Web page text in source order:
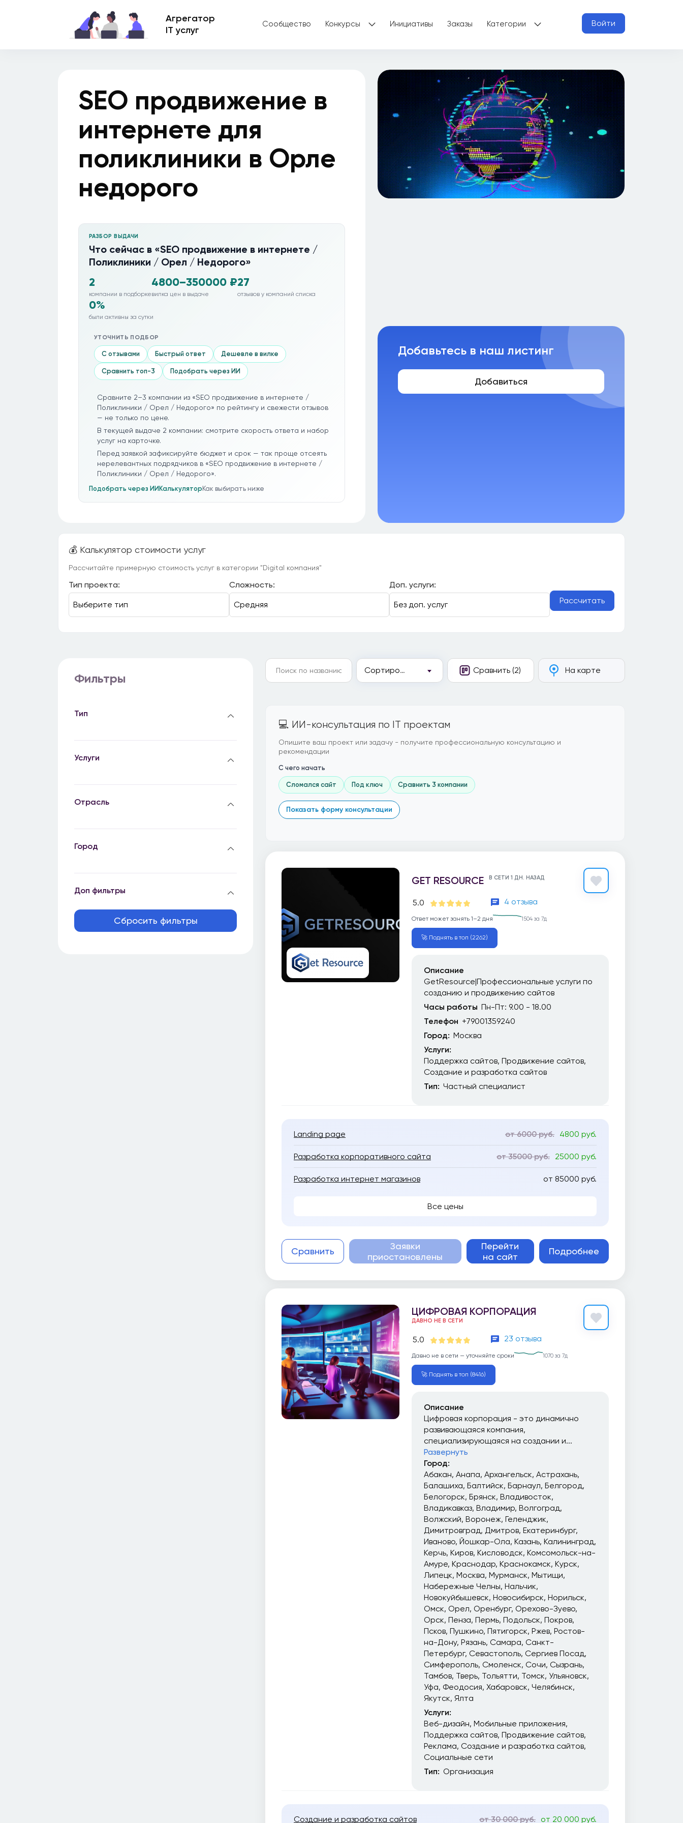
Агрегатор
IT услуг
Сообщество Конкурсы Инициативы Заказы Категории Войти
SEO продвижение в
интернете для
поликлиники в Орле
недорого
РАЗБОР ВЫДАЧИ
Что сейчас в «SEO продвижение в интернете /
Поликлиники / Орел / Недорого»
2
компании в подборке
4800–350000 ₽
вилка цен в выдаче
27
отзывов у компаний списка
0%
были активны за сутки
УТОЧНИТЬ ПОДБОР
С отзывами Быстрый ответ Дешевле в вилке
Сравнить топ-3 Подобрать через ИИ
Сравните 2–3 компании из «SEO продвижение в интернете /
Поликлиники / Орел / Недорого» по рейтингу и свежести отзывов
— не только по цене.
В текущей выдаче 2 компании: смотрите скорость ответа и набор
услуг на карточке.
Перед заявкой зафиксируйте бюджет и срок — так проще отсеять
нерелевантных подрядчиков в «SEO продвижение в интернете /
Поликлиники / Орел / Недорого».
Подобрать через ИИКалькуляторКак выбирать ниже
Добавьтесь в наш листинг
Добавиться
💰 Калькулятор стоимости услуг
Рассчитайте примерную стоимость услуг в категории "Digital компания"
Тип проекта: Сложность:
Доп. услуги:
Рассчитать
Фильтры
Тип
Услуги
Отрасль
Город
Доп фильтры
Сбросить фильтры
Сравнить (2)
Сортировка На карте
💻 ИИ-консультация по IT проектам
Опишите ваш проект или задачу - получите профессиональную консультацию и
рекомендации
С чего начать
Сломался сайт Под ключ Сравнить 3 компании
Показать форму консультации
GET RESOURCE В СЕТИ 1 ДН. НАЗАД
5.0 4 отзыва
Ответ может занять 1–2 дня 1504 за 7д
🚀 Поднять в топ (2262)
Описание
GetResource|Профессиональные услуги по
созданию и продвижению сайтов
Часы работы Пн-Пт: 9.00 - 18.00
Телефон +79001359240
Город: Москва
Услуги:
Поддержка сайтов Продвижение сайтов
Создание и разработка сайтов
Тип: Частный специалист
Landing page от 6000 руб. 4800 руб.
Разработка корпоративного сайта от 35000 руб. 25000 руб.
Разработка интернет магазинов от 85000 руб.
Все цены
Сравнить
Заявки
приостановлены
Перейти
на сайт
Подробнее
ЦИФРОВАЯ КОРПОРАЦИЯ
ДАВНО НЕ В СЕТИ
5.0 23 отзыва
Давно не в сети — уточняйте сроки 1070 за 7д
🚀 Поднять в топ (8416)
Описание
Цифровая корпорация - это динамично
развивающаяся компания,
специализирующаяся на создании и...
Развернуть
Город:
Абакан Анапа Архангельск Астрахань
Балашиха Балтийск Барнаул Белгород
Белогорск Брянск Владивосток
Владикавказ Владимир Волгоград
Волжский Воронеж Геленджик
Димитровград
Дмитров Екатеринбург
Иваново Йошкар-Ола Казань Калининград
Керчь Киров Кисловодск Комсомольск-на-
Амуре Краснодар Краснокамск Курск
Липецк Москва Мурманск Мытищи
Набережные Челны Нальчик
Новокуйбышевск Новосибирск Норильск
Омск Орел Оренбург Орехово-Зуево
Орск Пенза Пермь Подольск Покров
Псков Пушкино Пятигорск Ржев Ростов-
на-Дону Рязань Самара Санкт-
Петербург Севастополь Сергиев Посад
Симферополь Смоленск Сочи Сызрань
Тамбов Тверь Тольятти Томск Ульяновск
Уфа Феодосия Хабаровск Челябинск
Якутск Ялта
Услуги:
Веб-дизайн Мобильные приложения
Поддержка сайтов Продвижение сайтов
Реклама Создание и разработка сайтов
Социальные сети
Тип: Организация
Создание и разработка сайтов от 30 000 руб. от 20 000 руб.